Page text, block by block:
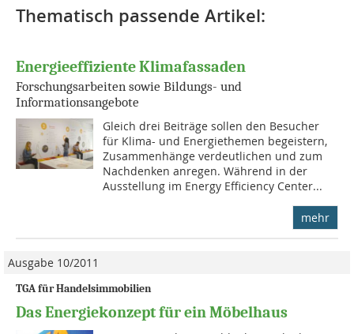
Thematisch passende Artikel:
Energieeffiziente Klimafassaden
Forschungsarbeiten sowie Bildungs- und
Informationsangebote
Gleich drei Beiträge sollen den Besucher
für Klima- und Energiethemen begeistern,
Zusammenhänge verdeutlichen und zum
Nachdenken anregen. Während in der
Ausstellung im Energy Efficiency Center...
mehr
Ausgabe 10/2011
TGA für Handelsimmobilien
Das Energiekonzept für ein Möbelhaus